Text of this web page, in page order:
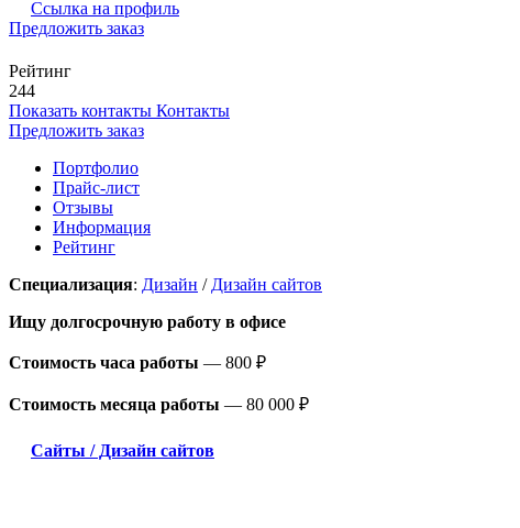
Ссылка на профиль
Предложить заказ
Рейтинг
244
Показать контакты Контакты
Предложить заказ
Портфолио
Прайс-лист
Отзывы
Информация
Рейтинг
Специализация: Дизайн / Дизайн сайтов
Ищу долгосрочную работу в офисе
Стоимость часа работы — 800 ₽
Стоимость месяца работы — 80 000 ₽
Сайты / Дизайн сайтов